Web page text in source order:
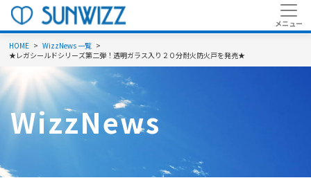
HOME
WizzNews 一覧
★レガシールドシリーズ第二弾！透明ガラス入り２０分耐火防火戸を発売★
WizzNews